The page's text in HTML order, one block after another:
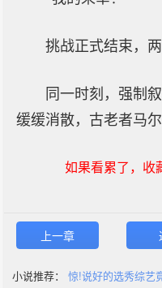
挑战正式结束，
同一时刻，强制
缓缓消散，古老者马
如果看累了，收
上一章
小说推荐： 惊!说好的选秀综艺